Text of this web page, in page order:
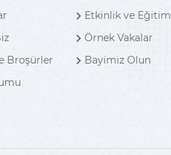
Broşürler
Etkinlik ve Eğitim
Örnek Vakalar
Bayimiz Olun